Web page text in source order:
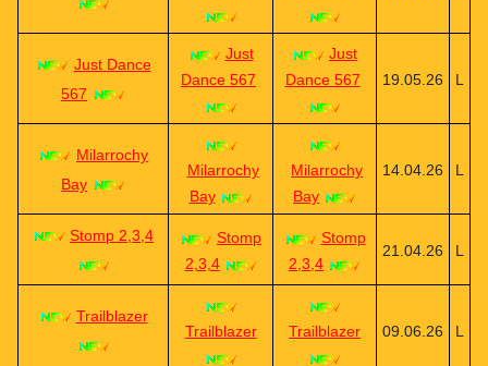
Just Dance
567
Just
Dance 567
Just
Dance 567
19.05.26 L
Milarrochy
Bay
Milarrochy
Bay
Milarrochy
Bay
14.04.26 L
Stomp 2,3,4
Stomp
2,3,4
Stomp
2,3,4
21.04.26 L
Trailblazer
Trailblazer
Trailblazer 09.06.26 L